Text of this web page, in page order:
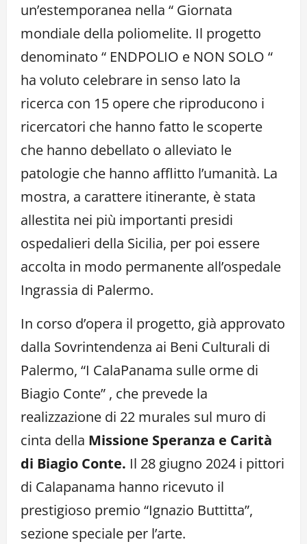
un’estemporanea nella “ Giornata
mondiale della poliomelite. Il progetto
denominato “ ENDPOLIO e NON SOLO “
ha voluto celebrare in senso lato la
ricerca con 15 opere che riproducono i
ricercatori che hanno fatto le scoperte
che hanno debellato o alleviato le
patologie che hanno afflitto l’umanità. La
mostra, a carattere itinerante, è stata
allestita nei più importanti presidi
ospedalieri della Sicilia, per poi essere
accolta in modo permanente all’ospedale
Ingrassia di Palermo.
In corso d’opera il progetto, già approvato
dalla Sovrintendenza ai Beni Culturali di
Palermo, “I CalaPanama sulle orme di
Biagio Conte” , che prevede la
realizzazione di 22 murales sul muro di
cinta della Missione Speranza e Carità
di Biagio Conte. Il 28 giugno 2024 i pittori
di Calapanama hanno ricevuto il
prestigioso premio “Ignazio Buttitta”,
sezione speciale per l’arte.